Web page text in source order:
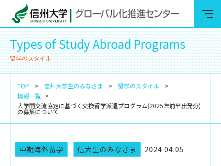
Types of Study Abroad Programs
留学のスタイル
TOP 信州大学生のみなさま
留学のスタイル
情報一覧
大学間交流協定に基づく交換留学派遣プログラム(2025年前半出発分)
の募集について
中期海外留学 信大生のみなさま 2024.04.05